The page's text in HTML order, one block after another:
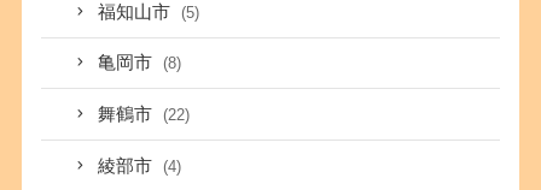
福知山市 (5)
亀岡市 (8)
舞鶴市 (22)
綾部市 (4)